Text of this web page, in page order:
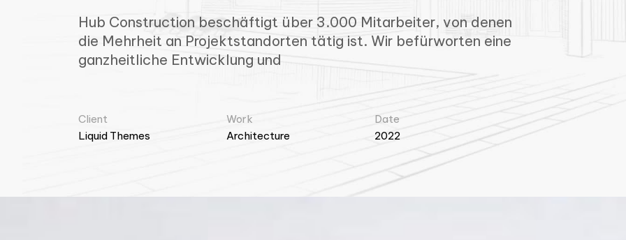
Hub Construction beschäftigt über 3.000 Mitarbeiter, von denen
die Mehrheit an Projektstandorten tätig ist. Wir befürworten eine
ganzheitliche Entwicklung und
Client
Liquid Themes
Work
Architecture
Date
2022